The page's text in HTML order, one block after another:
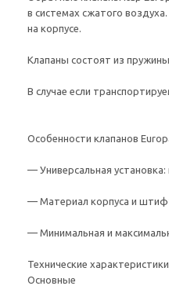
в системах сжатого
на корпусе.
Клапаны состоят из
В случае если
Особенности клапанов
— Универсальная
— Материал корпуса и
— Минимальная и
Технические характеристики
Основные